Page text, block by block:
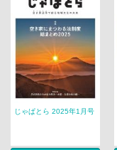
じゃぱとら 2025年1月号